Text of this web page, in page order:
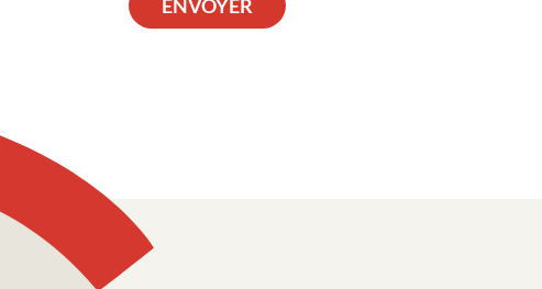
ENVOYER